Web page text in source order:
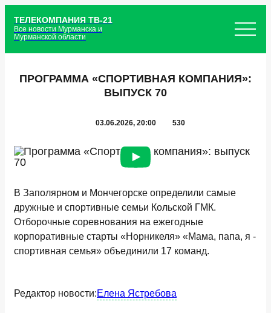
ТЕЛЕКОМПАНИЯ ТВ-21
Все новости Мурманска и
Мурманской области
ПРОГРАММА «СПОРТИВНАЯ КОМПАНИЯ»:
ВЫПУСК 70
03.06.2026, 20:00 530
В Заполярном и Мончегорске определили самые
дружные и спортивные семьи Кольской ГМК.
Отборочные соревнования на ежегодные
корпоративные старты «Норникеля» «Мама, папа, я -
спортивная семья» объединили 17 команд.
Редактор новости:Елена Ястребова